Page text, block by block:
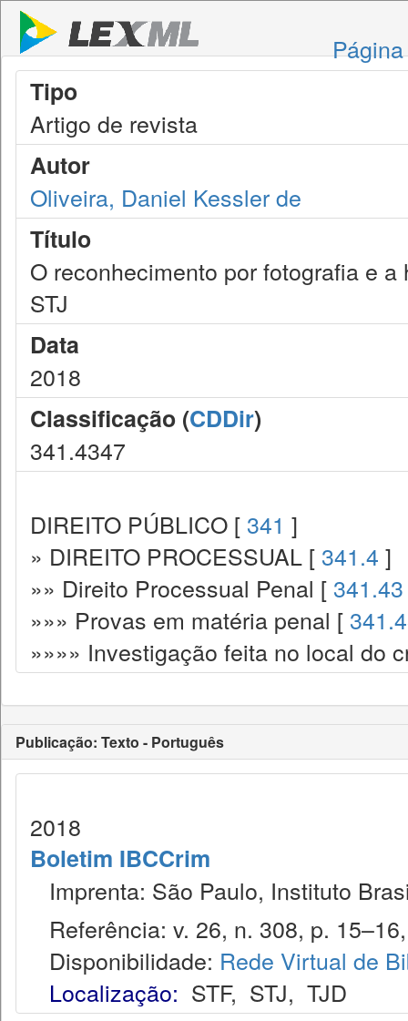
Tipo
Artigo de revista
Autor
Oliveira, Daniel Kessler de
Título
O reconhecimento por fotografia e
STJ
Data
2018
Classificação (CDDir)
341.4347
DIREITO PÚBLICO [ 341 ]
» DIREITO PROCESSUAL [ 341.4 ]
»» Direito Processual Penal [ 341.43
»»» Provas em matéria penal [
»»»» Investigação feita no local do
Publicação: Texto - Português
2018
Boletim IBCCrim
Imprenta: São Paulo, Instituto
Referência: v. 26, n. 308, p.
Disponibilidade: Rede Virtual de
Localização: STF, STJ, TJD